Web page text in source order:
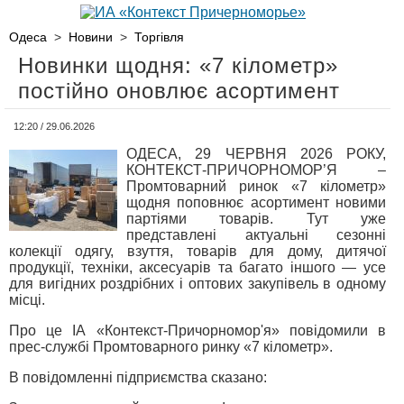
Одеса > Новини > Торгівля
Новинки щодня: «7 кілометр»
постійно оновлює асортимент
12:20 / 29.06.2026
ОДЕСА, 29 ЧЕРВНЯ 2026 РОКУ,
КОНТЕКСТ-ПРИЧОРНОМОР’Я –
Промтоварний ринок «7 кілометр»
щодня поповнює асортимент новими
партіями товарів. Тут уже
представлені актуальні сезонні
колекції одягу, взуття, товарів для дому, дитячої
продукції, техніки, аксесуарів та багато іншого — усе
для вигідних роздрібних і оптових закупівель в одному
місці.
Про це ІА «Контекст-Причорномор'я» повідомили в
прес-службі Промтоварного ринку «7 кілометр».
В повідомленні підприємства сказано: